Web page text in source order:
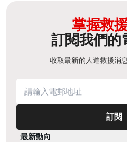
掌握救
訂閱我們的
收取最新的人道救援消
訂閱
最新動向